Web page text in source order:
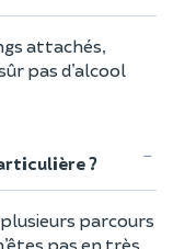
attachés,
pas d’alcool
?
parcours
pas en très